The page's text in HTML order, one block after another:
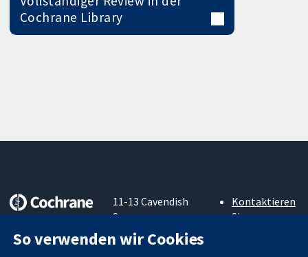
Cochrane Library
Evidenz
11-13 Cavendish
Square
London
W1G0AN
Kontaktieren
Sie uns
So verwenden wir Cookies